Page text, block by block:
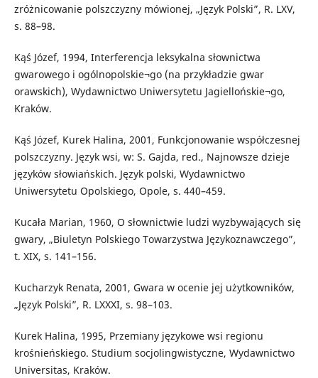
zróżnicowanie polszczyzny mówionej, „Język Polski”, R. LXV,
s. 88–98.
Kąś Józef, 1994, Interferencja leksykalna słownictwa
gwarowego i ogólnopolskie¬go (na przykładzie gwar
orawskich), Wydawnictwo Uniwersytetu Jagiellońskie¬go,
Kraków.
Kąś Józef, Kurek Halina, 2001, Funkcjonowanie współczesnej
polszczyzny. Język wsi, w: S. Gajda, red., Najnowsze dzieje
języków słowiańskich. Język polski, Wydawnictwo
Uniwersytetu Opolskiego, Opole, s. 440–459.
Kucała Marian, 1960, O słownictwie ludzi wyzbywających się
gwary, „Biuletyn Polskiego Towarzystwa Językoznawczego”,
t. XIX, s. 141–156.
Kucharzyk Renata, 2001, Gwara w ocenie jej użytkowników,
„Język Polski”, R. LXXXI, s. 98–103.
Kurek Halina, 1995, Przemiany językowe wsi regionu
krośnieńskiego. Studium socjolingwistyczne, Wydawnictwo
Universitas, Kraków.